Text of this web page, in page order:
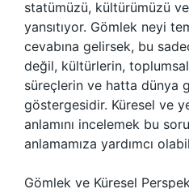
statümüzü, kültürümüzü
yansıtıyor. Gömlek neyi
cevabına gelirsek, bu
değil, kültürlerin, toplumsal
süreçlerin ve hatta dünya
göstergesidir. Küresel ve
anlamını incelemek bu
anlamamıza yardımcı
Gömlek ve Küresel